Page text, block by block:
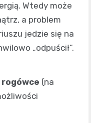
Wtedy może
a problem
jedzie się na
„odpuścił”.
rogówce (na